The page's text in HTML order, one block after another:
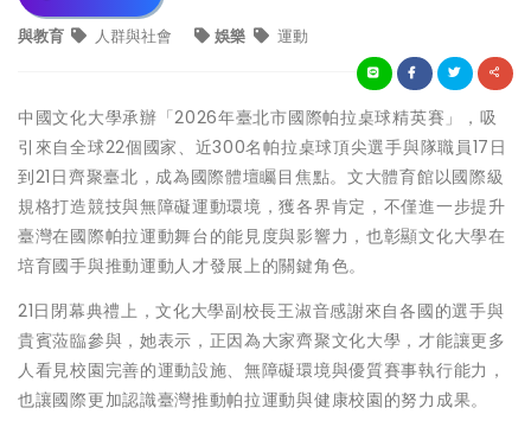
與教育 人群與社會 娛樂 運動
中國文化大學承辦「2026年臺北市國際帕拉桌球精英賽」，吸
引來自全球22個國家、近300名帕拉桌球頂尖選手與隊職員17日
到21日齊聚臺北，成為國際體壇矚目焦點。文大體育館以國際級
規格打造競技與無障礙運動環境，獲各界肯定，不僅進一步提升
臺灣在國際帕拉運動舞台的能見度與影響力，也彰顯文化大學在
培育國手與推動運動人才發展上的關鍵角色。
21日閉幕典禮上，文化大學副校長王淑音感謝來自各國的選手與
貴賓蒞臨參與，她表示，正因為大家齊聚文化大學，才能讓更多
人看見校園完善的運動設施、無障礙環境與優質賽事執行能力，
也讓國際更加認識臺灣推動帕拉運動與健康校園的努力成果。